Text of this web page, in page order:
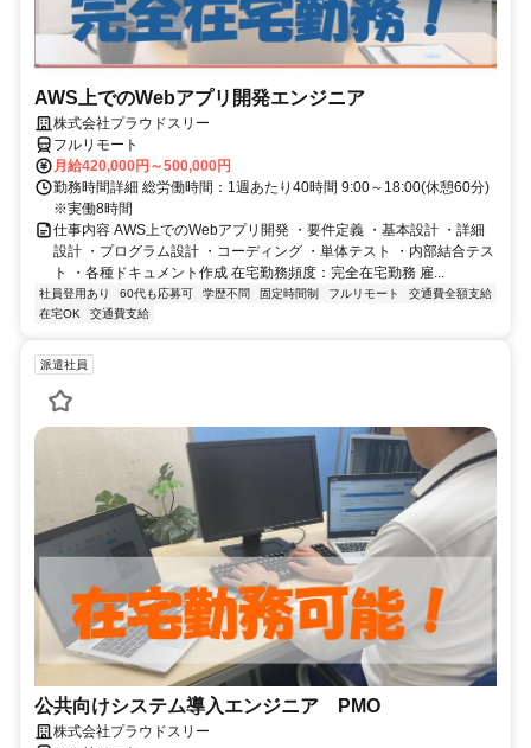
AWS上でのWebアプリ開発エンジニア
株式会社プラウドスリー
フルリモート
月給420,000円～500,000円
勤務時間詳細 総労働時間：1週あたり40時間 9:00～18:00(休憩60分)
※実働8時間
仕事内容 AWS上でのWebアプリ開発 ・要件定義 ・基本設計 ・詳細
設計 ・プログラム設計 ・コーディング ・単体テスト ・内部結合テス
ト ・各種ドキュメント作成 在宅勤務頻度：完全在宅勤務 雇...
社員登用あり 60代も応募可 学歴不問 固定時間制 フルリモート
交通費全額支給
在宅OK
交通費支給
派遣社員
公共向けシステム導入エンジニア PMO
株式会社プラウドスリー